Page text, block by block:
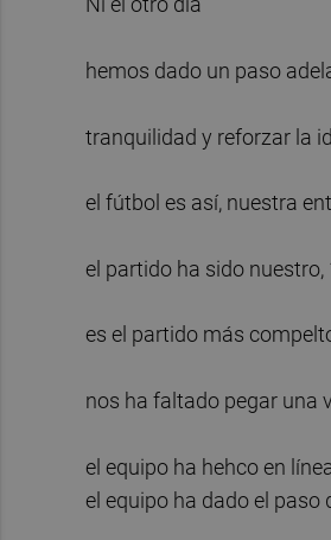
hemos dado un paso
tranquilidad y reforzar la
el fútbol es así, nuestra
el partido ha sido
es el partido más
nos ha faltado pegar una
el equipo ha hehco en
el equipo ha dado el paso